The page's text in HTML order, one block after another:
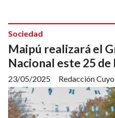
Maipú realizará el
Nacional este 25 de
Redacción
Sociedad
23/05/2025